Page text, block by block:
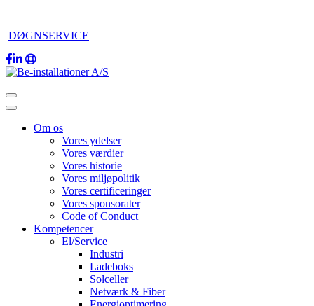
DØGNSERVICE
Om os
Vores ydelser
Vores værdier
Vores historie
Vores miljøpolitik
Vores certificeringer
Vores sponsorater
Code of Conduct
Kompetencer
El/Service
Industri
Ladeboks
Solceller
Netværk & Fiber